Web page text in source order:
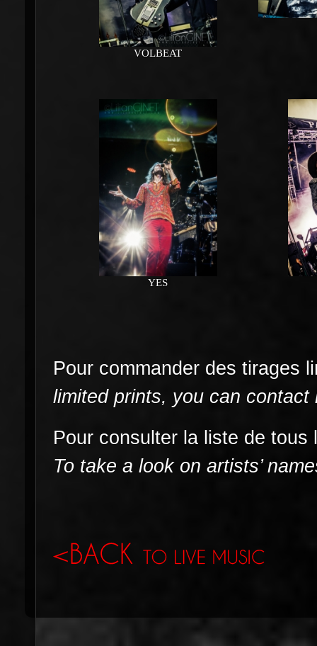
VOLBEAT
YES
Pour commander des tirages
limited prints, you can contact
Pour consulter la liste de tous
To take a look on artists’